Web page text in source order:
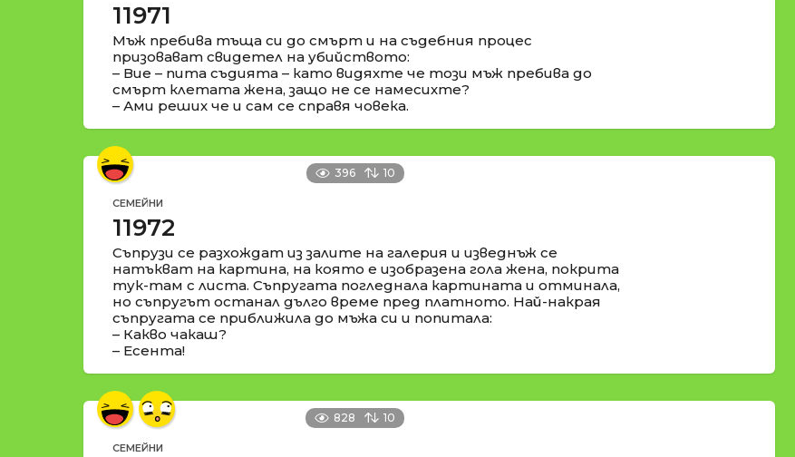
11971
Мъж пребива тъща си до смърт и на съдебния процес
призовават свидетел на убийството:
– Вие – пита съдията – като видяхте че този мъж пребива до
смърт клетата жена, защо не се намесихте?
– Ами реших че и сам се справя човека.
396 10
СЕМЕЙНИ
11972
Съпрузи се разхождат из залите на галерия и изведнъж се
натъкват на картина, на която е изобразена гола жена, покрита
тук-там с листа. Съпругата погледнала картината и отминала,
но съпругът останал дълго време пред платното. Най-накрая
съпругата се приближила до мъжа си и попитала:
– Какво чакаш?
– Есента!
828 10
СЕМЕЙНИ